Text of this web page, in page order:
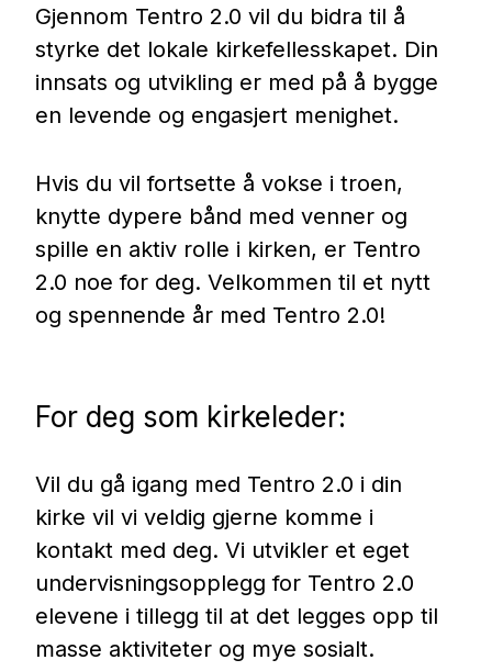
Gjennom Tentro 2.0 vil du bidra til å
styrke det lokale kirkefellesskapet. Din
innsats og utvikling er med på å bygge
en levende og engasjert menighet.
Hvis du vil fortsette å vokse i troen,
knytte dypere bånd med venner og
spille en aktiv rolle i kirken, er Tentro
2.0 noe for deg. Velkommen til et nytt
og spennende år med Tentro 2.0!
For deg som kirkeleder:
Vil du gå igang med Tentro 2.0 i din
kirke vil vi veldig gjerne komme i
kontakt med deg. Vi utvikler et eget
undervisningsopplegg for Tentro 2.0
elevene i tillegg til at det legges opp til
masse aktiviteter og mye sosialt.